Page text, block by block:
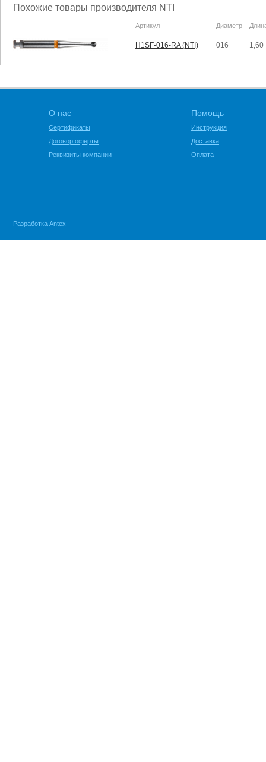
Похожие товары производителя NTI
Артикул Диаметр
H1SF-016-RA (NTI) 016 1,60
О нас
Сертификаты
Договор оферты
Реквизиты компании
Помощь
Инструкция
Доставка
Оплата
Разработка Antex